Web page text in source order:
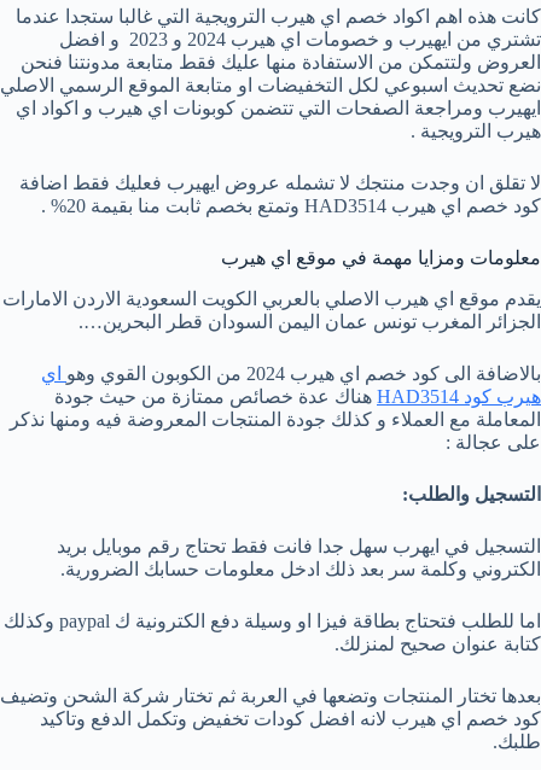
كانت هذه اهم اكواد خصم اي هيرب الترويجية التي غالبا ستجدا عندما
تشتري من ايهيرب و خصومات اي هيرب 2024 و 2023 و افضل
العروض ولتتمكن من الاستفادة منها عليك فقط متابعة مدونتنا فنحن
نضع تحديث اسبوعي لكل التخفيضات او متابعة الموقع الرسمي الاصلي
ايهيرب ومراجعة الصفحات التي تتضمن كوبونات اي هيرب و اكواد اي
هيرب الترويجية .
لا تقلق ان وجدت منتجك لا تشمله عروض ايهيرب فعليك فقط اضافة
كود خصم اي هيرب HAD3514 وتمتع بخصم ثابت منا بقيمة 20% .
معلومات ومزايا مهمة في موقع اي هيرب
يقدم موقع اي هيرب الاصلي بالعربي الكويت السعودية الاردن الامارات
الجزائر المغرب تونس عمان اليمن السودان قطر البحرين….
بالاضافة الى كود خصم اي هيرب 2024 من الكوبون القوي وهو
اي
هيرب كود HAD3514
هناك عدة خصائص ممتازة من حيث جودة
المعاملة مع العملاء و كذلك جودة المنتجات المعروضة فيه ومنها نذكر
على عجالة :
التسجيل والطلب:
التسجيل في ايهرب سهل جدا فانت فقط تحتاج رقم موبايل بريد
الكتروني وكلمة سر بعد ذلك ادخل معلومات حسابك الضرورية.
اما للطلب فتحتاج بطاقة فيزا او وسيلة دفع الكترونية ك paypal وكذلك
كتابة عنوان صحيح لمنزلك.
بعدها تختار المنتجات وتضعها في العربة ثم تختار شركة الشحن وتضيف
كود خصم اي هيرب لانه افضل كودات تخفيض وتكمل الدفع وتاكيد
طلبك.